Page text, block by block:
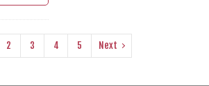
2 3 4 5 Next
ノ
OnlyOne ティンバー
オ
OnlyOne ナミプラス アール